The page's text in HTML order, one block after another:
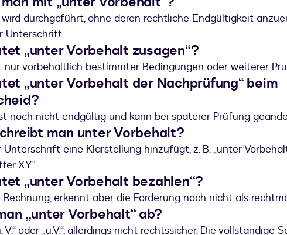
durchgeführt, ohne deren rechtliche Endgültigkeit
Unterschrift.
„unter Vorbehalt zusagen“?
nur vorbehaltlich bestimmter Bedingungen oder weiterer
„unter Vorbehalt der Nachprüfung“ beim
noch nicht endgültig und kann bei späterer Prüfung
man unter Vorbehalt?
Unterschrift eine Klarstellung hinzufügt, z. B. „unter
XY“.
„unter Vorbehalt bezahlen“?
erkennt aber die Forderung noch nicht als
„unter Vorbehalt“ ab?
V.“ oder „u.V.“, allerdings nicht rechtssicher. Die vollständige